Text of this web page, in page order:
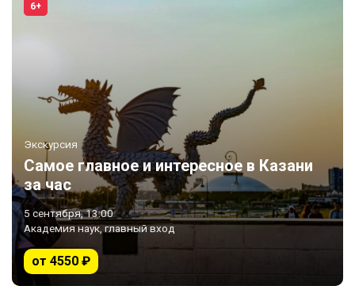
6+
Экскурсия
Самое главное и интересное в Казани
за час
5 сентября, 13:00
Академия наук, главный вход
от 4550 ₽